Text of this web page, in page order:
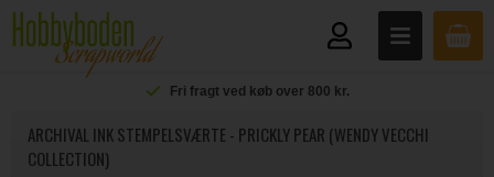
Fri fragt ved køb over 800 kr.
ARCHIVAL INK STEMPELSVÆRTE - PRICKLY PEAR (WENDY VECCHI
COLLECTION)